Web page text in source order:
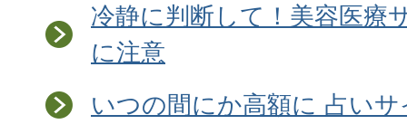
冷静に判断して！美容医療
に注意
いつの間にか高額に 占い